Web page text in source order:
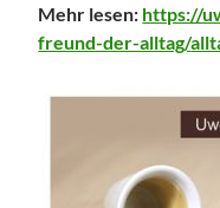
Mehr lesen: https://
freund-der-alltag/